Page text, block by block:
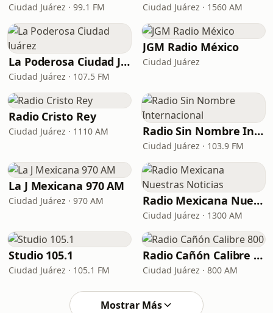
Ciudad Juárez · 99.1 FM Ciudad Juárez · 1560 AM
La Poderosa Ciudad Juárez
Ciudad Juárez · 107.5 FM
JGM Radio México
Ciudad Juárez
Radio Cristo Rey
Ciudad Juárez · 1110 AM Radio Sin Nombre Internacional
Ciudad Juárez · 103.9 FM
La J Mexicana 970 AM
Ciudad Juárez · 970 AM Radio Mexicana Nuestras Noticias
Ciudad Juárez · 1300 AM
Studio 105.1
Ciudad Juárez · 105.1 FM
Radio Cañón Calibre 800
Ciudad Juárez · 800 AM
Mostrar Más